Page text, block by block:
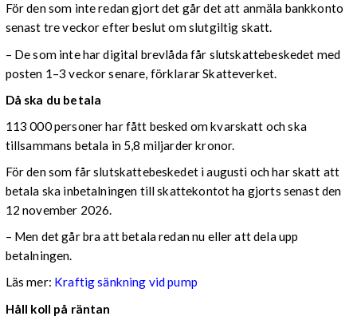
För den som inte redan gjort det går det att anmäla bankkonto
senast tre veckor efter beslut om slutgiltig skatt.
– De som inte har digital brevlåda får slutskattebeskedet med
posten 1–3 veckor senare, förklarar Skatteverket.
Då ska du betala
113 000 personer har fått besked om kvarskatt och ska
tillsammans betala in 5,8 miljarder kronor.
För den som får slutskattebeskedet i augusti och har skatt att
betala ska inbetalningen till skattekontot ha gjorts senast den
12 november 2026.
– Men det går bra att betala redan nu eller att dela upp
betalningen.
Läs mer: Kraftig sänkning vid pump
Håll koll på räntan